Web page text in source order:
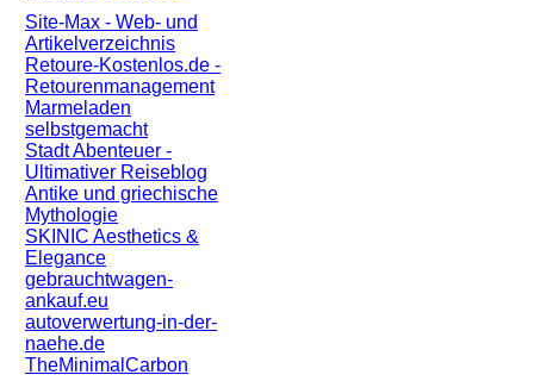
Site-Max - Web- und
Artikelverzeichnis
Retoure-Kostenlos.de -
Retourenmanagement
Marmeladen
selbstgemacht
Stadt Abenteuer -
Ultimativer Reiseblog
Antike und griechische
Mythologie
SKINIC Aesthetics &
Elegance
gebrauchtwagen-
ankauf.eu
autoverwertung-in-der-
naehe.de
TheMinimalCarbon